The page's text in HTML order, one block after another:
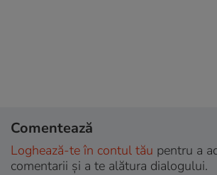
Comentează
Loghează-te în contul tău pentru a
comentarii și a te alătura dialogului.